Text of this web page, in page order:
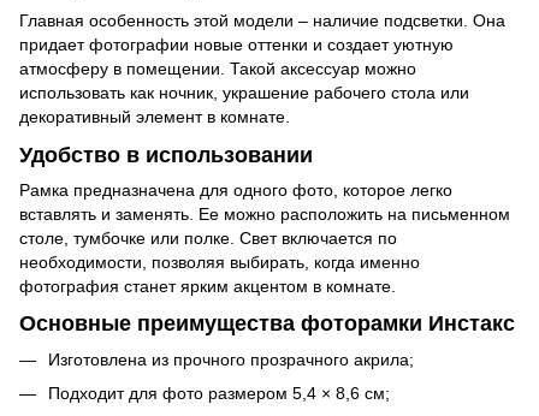
Главная особенность этой модели – наличие подсветки. Она
придает фотографии новые оттенки и создает уютную
атмосферу в помещении. Такой аксессуар можно
использовать как ночник, украшение рабочего стола или
декоративный элемент в комнате.
Удобство в использовании
Рамка предназначена для одного фото, которое легко
вставлять и заменять. Ее можно расположить на письменном
столе, тумбочке или полке. Свет включается по
необходимости, позволяя выбирать, когда именно
фотография станет ярким акцентом в комнате.
Основные преимущества фоторамки Инстакс
Изготовлена из прочного прозрачного акрила;
Подходит для фото размером 5,4 × 8,6 см;